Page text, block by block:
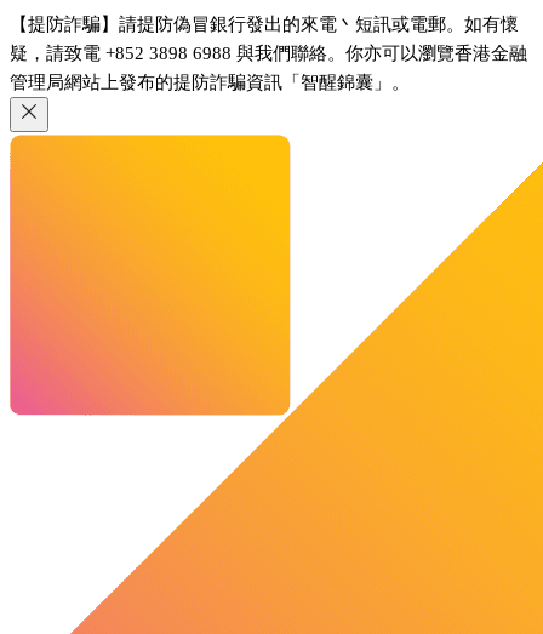
【提防詐騙】請提防偽冒銀行發出的來電丶短訊或電郵。如有懷
疑，請致電 +852 3898 6988 與我們聯絡。你亦可以瀏覽香港金融
管理局網站上發布的提防詐騙資訊「智醒錦囊」。